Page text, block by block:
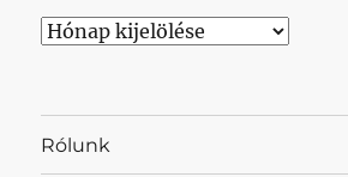
Archívum
Rólunk